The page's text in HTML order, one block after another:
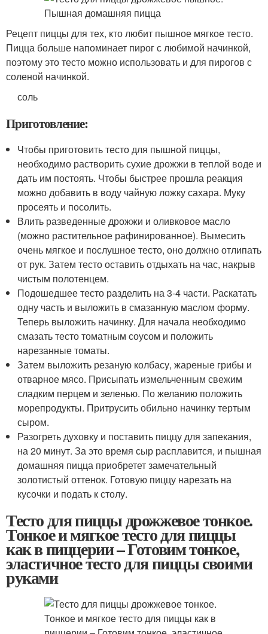
Рецепт пиццы для тех, кто любит пышное мягкое тесто.
Пицца больше напоминает пирог с любимой начинкой,
поэтому это тесто можно использовать и для пирогов с
соленой начинкой.
соль
Приготовление:
Чтобы приготовить тесто для пышной пиццы,
необходимо растворить сухие дрожжи в теплой воде и
дать им постоять. Чтобы быстрее прошла реакция
можно добавить в воду чайную ложку сахара. Муку
просеять и посолить.
Влить разведенные дрожжи и оливковое масло
(можно растительное рафинированное). Вымесить
очень мягкое и послушное тесто, оно должно отлипать
от рук. Затем тесто оставить отдыхать на час, накрыв
чистым полотенцем.
Подошедшее тесто разделить на 3-4 части. Раскатать
одну часть и выложить в смазанную маслом форму.
Теперь выложить начинку. Для начала необходимо
смазать тесто томатным соусом и положить
нарезанные томаты.
Затем выложить резаную колбасу, жареные грибы и
отварное мясо. Присыпать измельченным свежим
сладким перцем и зеленью. По желанию положить
морепродукты. Притрусить обильно начинку тертым
сыром.
Разогреть духовку и поставить пиццу для запекания,
на 20 минут. За это время сыр расплавится, и пышная
домашняя пицца приобретет замечательный
золотистый оттенок. Готовую пиццу нарезать на
кусочки и подать к столу.
Тесто для пиццы дрожжевое тонкое.
Тонкое и мягкое тесто для пиццы
как в пиццерии – Готовим тонкое,
эластичное тесто для пиццы своими
руками